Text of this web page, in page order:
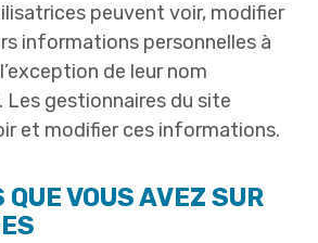
peuvent voir, modifier
informations personnelles à
de leur nom
Les gestionnaires du site
et modifier ces informations.
VOUS AVEZ SUR